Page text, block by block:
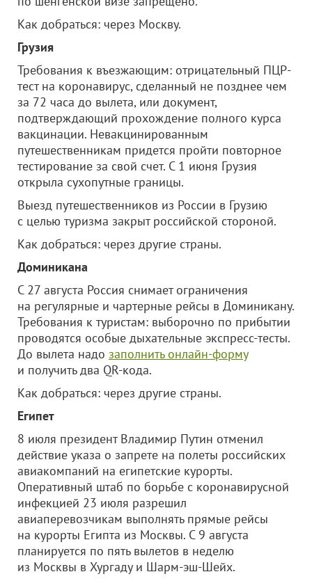
Как добраться: через Москву.
Грузия
Требования к въезжающим: отрицательный ПЦР-
тест на коронавирус, сделанный не позднее чем
за 72 часа до вылета, или документ,
подтверждающий прохождение полного курса
вакцинации. Невакцинированным
путешественникам придется пройти повторное
тестирование за свой счет. С 1 июня Грузия
открыла сухопутные границы.
Выезд путешественников из России в Грузию
с целью туризма закрыт российской стороной.
Как добраться: через другие страны.
Доминикана
С 27 августа Россия снимает ограничения
на регулярные и чартерные рейсы в Доминикану.
Требования к туристам: выборочно по прибытии
проводятся особые дыхательные экспресс-тесты.
До вылета надо заполнить онлайн-форму
и получить два QR-кода.
Как добраться: через другие страны.
Египет
8 июля президент Владимир Путин отменил
действие указа о запрете на полеты российских
авиакомпаний на египетские курорты.
Оперативный штаб по борьбе с коронавирусной
инфекцией 23 июля разрешил
авиаперевозчикам выполнять прямые рейсы
на курорты Египта из Москвы. С 9 августа
планируется по пять вылетов в неделю
из Москвы в Хургаду и Шарм-эш-Шейх.